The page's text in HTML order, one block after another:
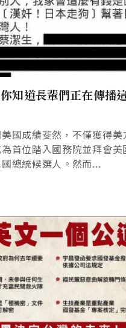
你知道長輩們正在傳播
國成績斐然，不僅獲得美
首位踏入國務院並拜會美
總統候選人。然而...